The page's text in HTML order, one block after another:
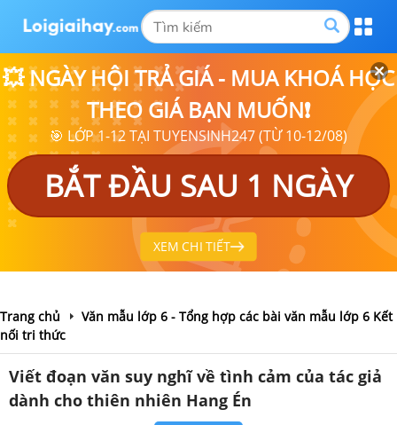
💥 NGÀY HỘI TRẢ GIÁ - MUA KHOÁ HỌC
THEO GIÁ BẠN MUỐN❗
🎯 LỚP 1-12 TẠI TUYENSINH247 (TỪ 10-12/08)
BẮT ĐẦU SAU 1 NGÀY
XEM CHI TIẾT
Trang chủ
Văn mẫu lớp 6 - Tổng hợp các bài văn mẫu lớp 6 Kết
nối tri thức
Viết đoạn văn suy nghĩ về tình cảm của tác giả
dành cho thiên nhiên Hang Én